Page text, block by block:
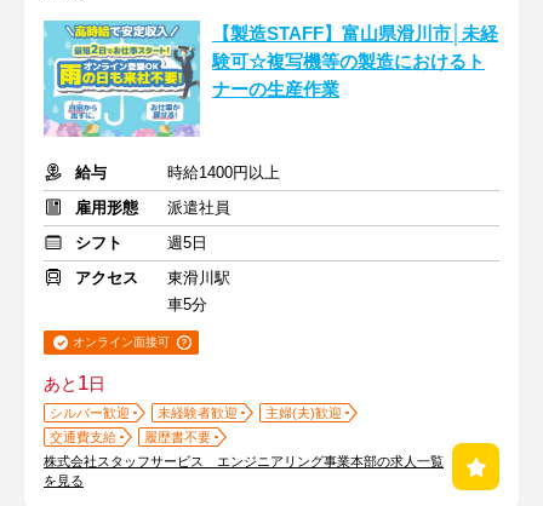
【製造STAFF】富山県滑川市│未経
験可☆複写機等の製造におけるト
ナーの生産作業
給与
時給1400円以上
雇用形態
派遣社員
シフト
週5日
アクセス
東滑川駅
車5分
オンライン面接可
あと 1日
シルバー歓迎 未経験者歓迎
主婦(夫)歓迎
交通費支給
履歴書不要
株式会社スタッフサービス エンジニアリング事業本部の求人一覧
を見る